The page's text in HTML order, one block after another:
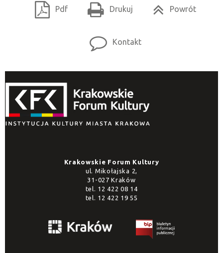
Pdf Drukuj Powrót
Kontakt
Krakowskie Forum Kultury
ul. Mikołajska 2,
31-027 Kraków
tel. 12 422 08 14
tel. 12 422 19 55